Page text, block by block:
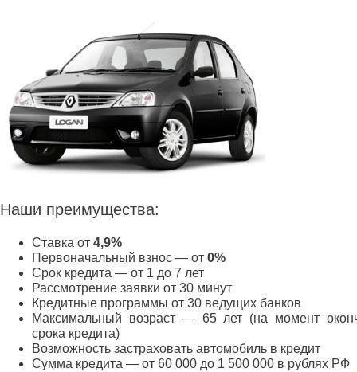
Наши преимущества:
Ставка от 4,9%
Первоначальный взнос — от 0%
Срок кредита — от 1 до 7 лет
Рассмотрение заявки от 30 минут
Кредитные программы от 30 ведущих банков
Максимальный возраст — 65 лет (на момент
срока кредита)
Возможность застраховать автомобиль в кредит
Сумма кредита — от 60 000 до 1 500 000 в рублях РФ